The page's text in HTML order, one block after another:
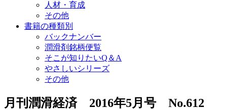
人材・育成
その他
書籍の種類別
バックナンバー
潤滑剤銘柄便覧
そこが知りたいQ＆A
やさしいシリーズ
その他
月刊潤滑経済 2016年5月号 No.612